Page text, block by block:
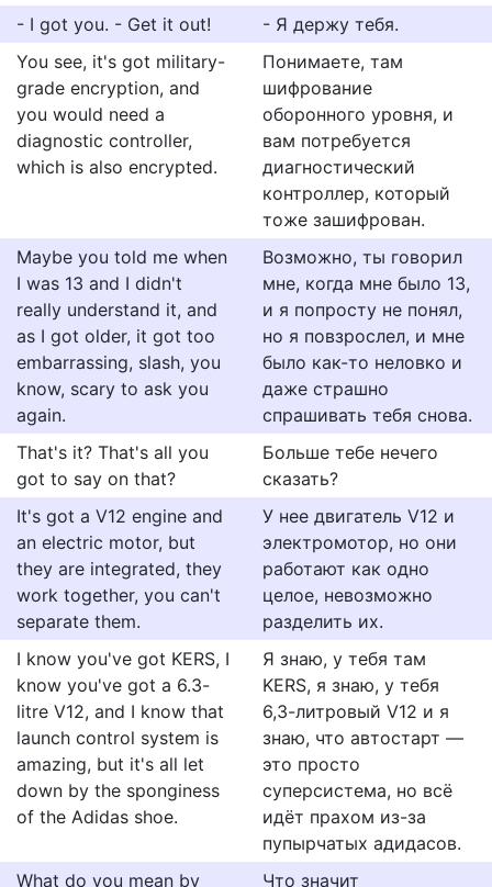
- I got you. - Get it out!
- Я держу тебя.
You see, it's got military-
grade encryption, and
you would need a
diagnostic controller,
which is also encrypted.
Понимаете, там
шифрование
оборонного уровня, и
вам потребуется
диагностический
контроллер, который
тоже зашифрован.
Maybe you told me when
I was 13 and I didn't
really understand it, and
as I got older, it got too
embarrassing, slash, you
know, scary to ask you
again.
Возможно, ты говорил
мне, когда мне было 13,
и я попросту не понял,
но я повзрослел, и мне
было как-то неловко и
даже страшно
спрашивать тебя снова.
That's it? That's all you
got to say on that?
Больше тебе нечего
сказать?
It's got a V12 engine and
an electric motor, but
they are integrated, they
work together, you can't
separate them.
У нее двигатель V12 и
электромотор, но они
работают как одно
целое, невозможно
разделить их.
I know you've got KERS, I
know you've got a 6.3-
litre V12, and I know that
launch control system is
amazing, but it's all let
down by the sponginess
of the Adidas shoe.
Я знаю, у тебя там
KERS, я знаю, у тебя
6,3-литровый V12 и я
знаю, что автостарт —
это просто
суперсистема, но всё
идёт прахом из-за
пупырчатых адидасов.
What do you mean by
Что значит